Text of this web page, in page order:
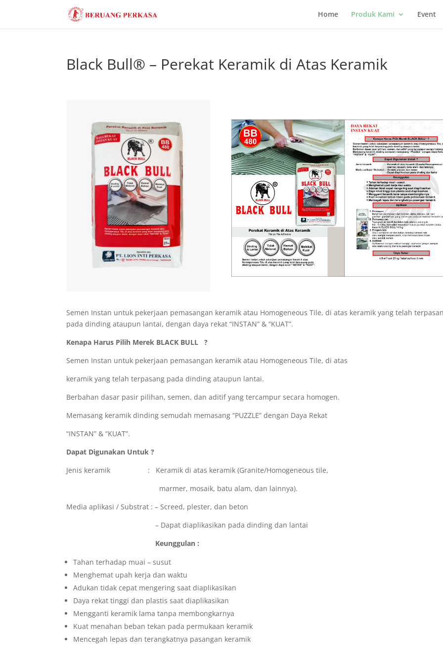
Home Produk Kami Event
Black Bull® – Perekat Keramik di Atas Keramik
Semen Instan untuk pekerjaan pemasangan keramik atau Homogeneous Tile, di atas keramik yang telah
pada dinding ataupun lantai, dengan daya rekat “INSTAN” & “KUAT”.
Kenapa Harus Pilih Merek BLACK BULL ?
Semen Instan untuk pekerjaan pemasangan keramik atau Homogeneous Tile, di atas
keramik yang telah terpasang pada dinding ataupun lantai.
Berbahan dasar pasir pilihan, semen, dan aditif yang tercampur secara homogen.
Memasang keramik dinding semudah memasang “PUZZLE” dengan Daya Rekat
“INSTAN” & “KUAT”.
Dapat Digunakan Untuk ?
Jenis keramik : Keramik di atas keramik (Granite/Homogeneous tile,
marmer, mosaik, batu alam, dan lainnya).
Media aplikasi / Substrat : – Screed, plester, dan beton
– Dapat diaplikasikan pada dinding dan lantai
Keunggulan :
Tahan terhadap muai – susut
Menghemat upah kerja dan waktu
Adukan tidak cepat mengering saat diaplikasikan
Daya rekat tinggi dan plastis saat diaplikasikan
Mengganti keramik lama tanpa membongkarnya
Kuat menahan beban tekan pada permukaan keramik
Mencegah lepas dan terangkatnya pasangan keramik